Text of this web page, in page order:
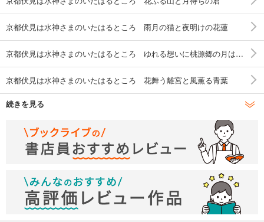
京都伏見は水神さまのいたはるところ 雨月の猫と夜明けの花蓮
京都伏見は水神さまのいたはるところ ゆれる想いに桃源郷の月は満ちて
京都伏見は水神さまのいたはるところ 花舞う離宮と風薫る青葉
京都伏見は水神さまのいたはるところ 綺羅星の恋心と旅立ちの春
京都伏見は水神さまのいたはるところ ふたりの新しい季節
京都伏見は水神さまのいたはるところ 藤咲く京に緋色のたそかれ
京都伏見は水神さまのいたはるところ ふたりの春と翡翠の空
京都伏見は水神さまのいたはるところ ずっと一緒
続きを見る